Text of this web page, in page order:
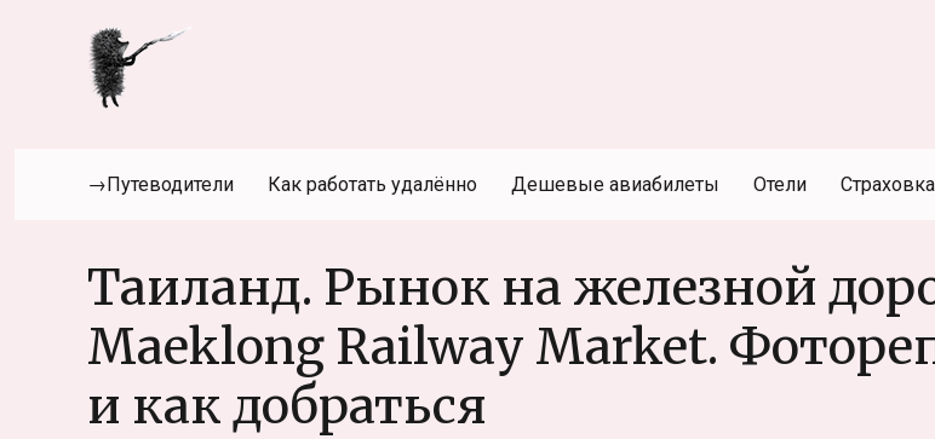
→Путеводители Как работать удалённо Дешевые авиабилеты Отели Страховка
Таиланд. Рынок на железной
Maeklong Railway Market.
и как добраться